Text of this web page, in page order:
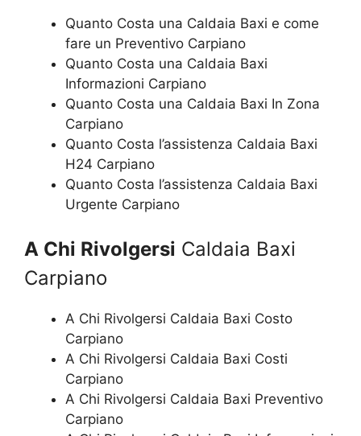
Quanto Costa una Caldaia Baxi e come
fare un Preventivo Carpiano
Quanto Costa una Caldaia Baxi
Informazioni Carpiano
Quanto Costa una Caldaia Baxi In Zona
Carpiano
Quanto Costa l’assistenza Caldaia Baxi
H24 Carpiano
Quanto Costa l’assistenza Caldaia Baxi
Urgente Carpiano
A Chi Rivolgersi Caldaia Baxi
Carpiano
A Chi Rivolgersi Caldaia Baxi Costo
Carpiano
A Chi Rivolgersi Caldaia Baxi Costi
Carpiano
A Chi Rivolgersi Caldaia Baxi Preventivo
Carpiano